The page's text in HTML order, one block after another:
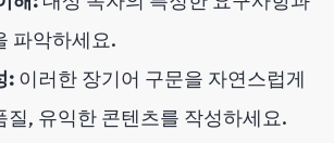
파악하세요.
: 이러한 장기어 구문을 자연스럽게
질, 유익한 콘텐츠를 작성하세요.